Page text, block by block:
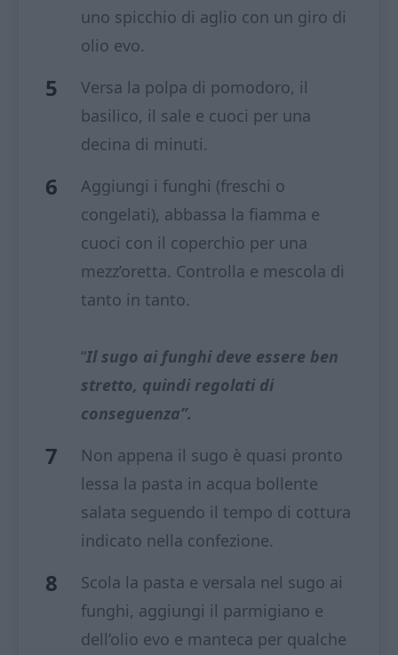
uno spicchio di aglio con un giro di
olio evo.
Versa la polpa di pomodoro, il
basilico, il sale e cuoci per una
decina di minuti.
Aggiungi i funghi (freschi o
congelati), abbassa la fiamma e
cuoci con il coperchio per una
mezz’oretta. Controlla e mescola di
tanto in tanto.
“Il sugo ai funghi deve essere ben
stretto, quindi regolati di
conseguenza”.
Non appena il sugo è quasi pronto
lessa la pasta in acqua bollente
salata seguendo il tempo di cottura
indicato nella confezione.
Scola la pasta e versala nel sugo ai
funghi, aggiungi il parmigiano e
dell’olio evo e manteca per qualche